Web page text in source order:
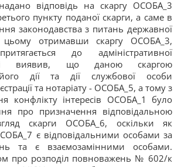
відповідь на скаргу ОСОБА_3
пункту поданої скарги, а саме в
законодавства з питань державної
цьому отримавши скаргу ОСОБА_3,
до адміністративної
виявив, що даною скаргою
дії та дії службової особи
та нотаріату - ОСОБА_5, а тому з
конфлікту інтересів ОСОБА_1 було
про призначення відповідальною
скарги ОСОБА_6, оскільки як
є відповідальними особами за
та є взаємозамінними особами.
про розподіл повноважень № 602/к